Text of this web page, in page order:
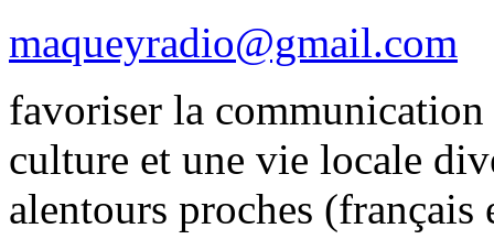
maqueyradio@gmail.com
favoriser la
culture et une vie locale
alentours proches (français